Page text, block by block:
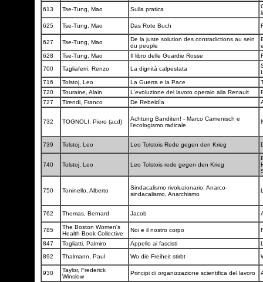
613
Tse-Tung, Mao Sulla pratica
625
Tse-Tung, Mao Das Rote Buch
627 Tse-Tung, Mao
De la juste solution des contradictions au sein
du peuple
628
Tse-Tung, Mao Il libro delle Guardie Rosse
700
Tagliaferri, Renzo La dignità calpestata
716
Tolstoj, Leo La Guerra e la Pace
720
Touraine, Alain L'evoluzione del lavoro operaio alla Renault
727
Tirendi, Franco De Rebeldìa
732 TOGNOLI, Piero (acd)
Achtung Banditen! - Marco Camenisch e
l'ecologismo radicale.
739 Tolstoj, Leo Leo Tolstois Rede gegen den Krieg
740 Tolstoj, Leo Leo Tolstois rede gegen den Krieg
750 Toninello, Alberto
Sindacalismo rivoluzionario, Anarco-
sindacalismo, Anarchismo
762 Thomas, Bernard Jacob
785
The Boston Women's
Health Book Collective
Noi e il nostro corpo
847 Togliatti, Palmiro Appello ai fascisti
892
Thalmann, Paul Wo die Freiheit stirbt
930
Taylor, Frederick
Winslow
Principi di organizzazione scientifica del lavoro